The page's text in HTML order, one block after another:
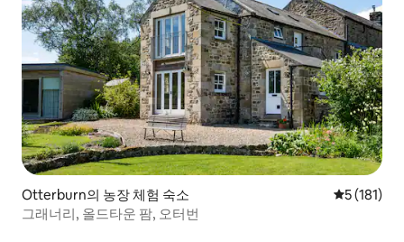
Otterburn의 농장 체험 숙소 평점 5점(5
5 (181)
그래너리, 올드타운 팜, 오터번